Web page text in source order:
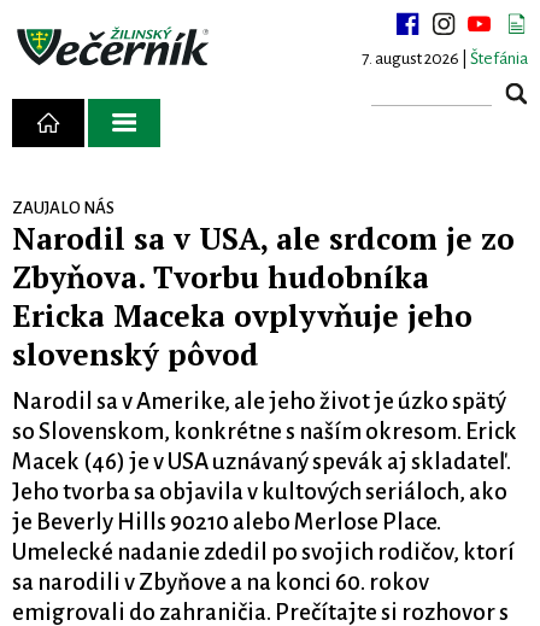
7. august 2026 | Štefánia
ZAUJALO NÁS
Narodil sa v USA, ale srdcom je zo
Zbyňova. Tvorbu hudobníka
Ericka Maceka ovplyvňuje jeho
slovenský pôvod
Narodil sa v Amerike, ale jeho život je úzko spätý
so Slovenskom, konkrétne s naším okresom. Erick
Macek (46) je v USA uznávaný spevák aj skladateľ.
Jeho tvorba sa objavila v kultových seriáloch, ako
je Beverly Hills 90210 alebo Merlose Place.
Umelecké nadanie zdedil po svojich rodičov, ktorí
sa narodili v Zbyňove a na konci 60. rokov
emigrovali do zahraničia. Prečítajte si rozhovor s